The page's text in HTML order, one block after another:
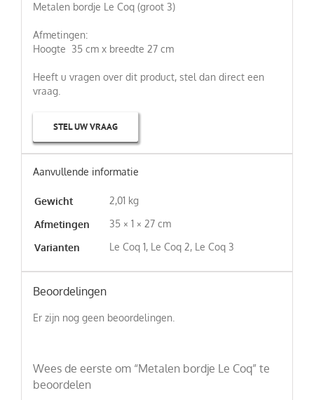
Metalen bordje Le Coq (groot 3)
Afmetingen:
Hoogte 35 cm x breedte 27 cm
Heeft u vragen over dit product, stel dan direct een
vraag.
STEL UW VRAAG
Aanvullende informatie
Gewicht
2,01 kg
Afmetingen
35 × 1 × 27 cm
Varianten
Le Coq 1, Le Coq 2, Le Coq 3
Beoordelingen
Er zijn nog geen beoordelingen.
Wees de eerste om “Metalen bordje Le Coq” te
beoordelen